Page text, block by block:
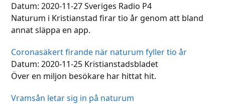
Datum: 2020-11-27 Sveriges Radio P4
Naturum i Kristianstad firar tio år genom att bland
annat släppa en app.
Coronasäkert firande när naturum fyller tio år
Datum: 2020-11-25 Kristianstadsbladet
Över en miljon besökare har hittat hit.
Vramsån letar sig in på naturum